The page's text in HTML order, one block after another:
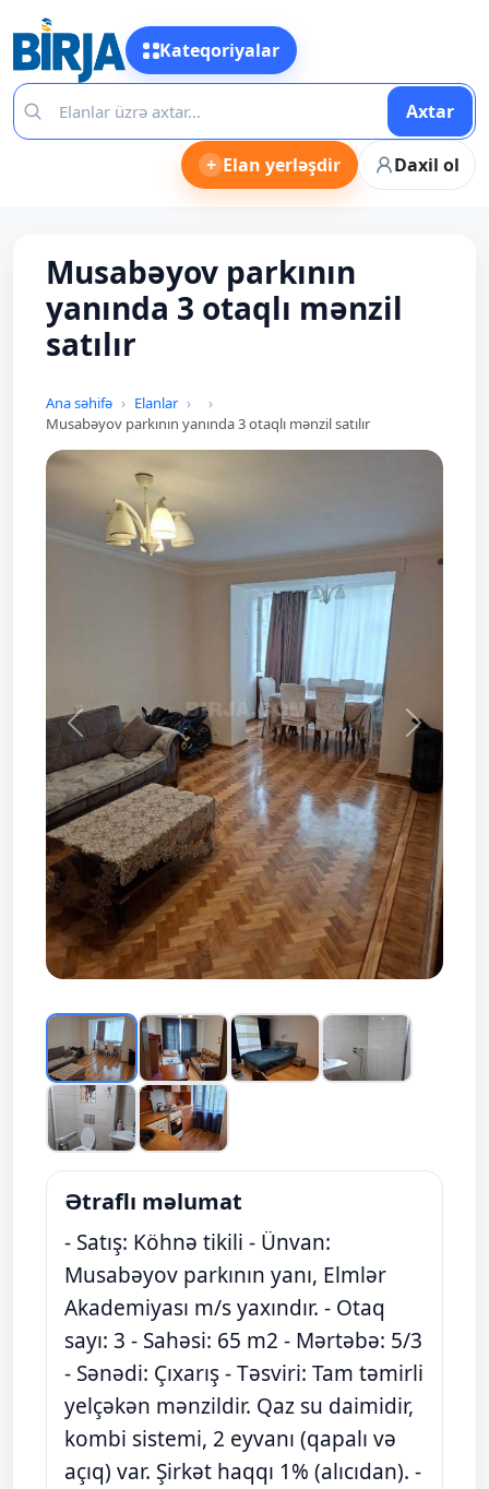
Kateqoriyalar
Axtar
+ Elan yerləşdir Daxil ol
Musabəyov parkının
yanında 3 otaqlı mənzil
satılır
Ana səhifə
Elanlar
Musabəyov parkının yanında 3 otaqlı mənzil satılır
Prev Next
Ətraflı məlumat
- Satış: Köhnə tikili - Ünvan:
Musabəyov parkının yanı, Elmlər
Akademiyası m/s yaxındır. - Otaq
sayı: 3 - Sahəsi: 65 m2 - Mərtəbə: 5/3
- Sənədi: Çıxarış - Təsviri: Tam təmirli
yelçəkən mənzildir. Qaz su daimidir,
kombi sistemi, 2 eyvanı (qapalı və
açıq) var. Şirkət haqqı 1% (alıcıdan). -